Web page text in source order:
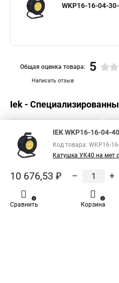
WKP16-16-04-
Написать отзыв
Общая оценка товара: 5
Iek -
IEK WKP16-16-04-
Код товара: WKP16-
Катушка УК40 на мет
10 676,53 ₽ – +
Сравнить
0
Корзина
0